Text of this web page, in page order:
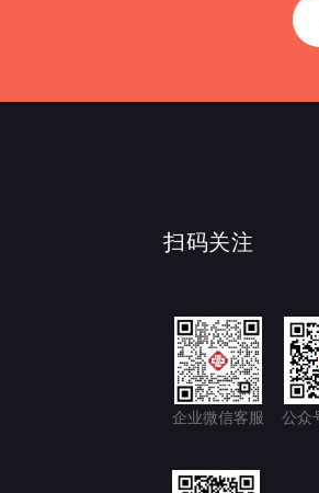
扫码关注
企业微信客服 公众